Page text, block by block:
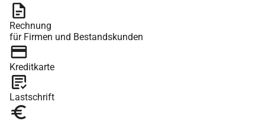
Rechnung
für Firmen und Bestandskunden
Kreditkarte
Lastschrift